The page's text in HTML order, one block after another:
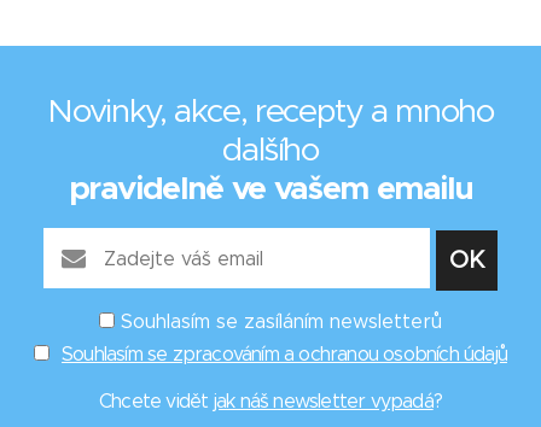
Novinky, akce, recepty a mnoho
dalšího
pravidelně ve vašem emailu
Souhlasím se zasíláním newsletterů
Souhlasím se zpracováním a ochranou osobních údajů
Chcete vidět jak náš newsletter vypadá?